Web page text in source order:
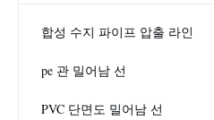
합성 수지 파이프 압출 라인
pe 관 밀어남 선
PVC 단면도 밀어남 선